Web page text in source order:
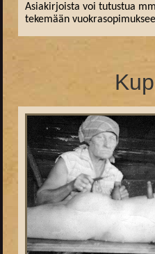
Asiakirjoista voi tutustua
tekemään